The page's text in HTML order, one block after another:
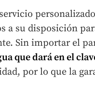
a su disposición
Sin importar el
que dará en el
por lo que la